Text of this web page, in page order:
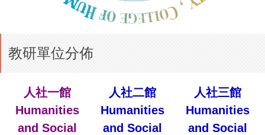
教研單位分佈
人社一館
Humanities
and Social
人社二館
Humanities
and Social
人社三館
Humanities
and Social